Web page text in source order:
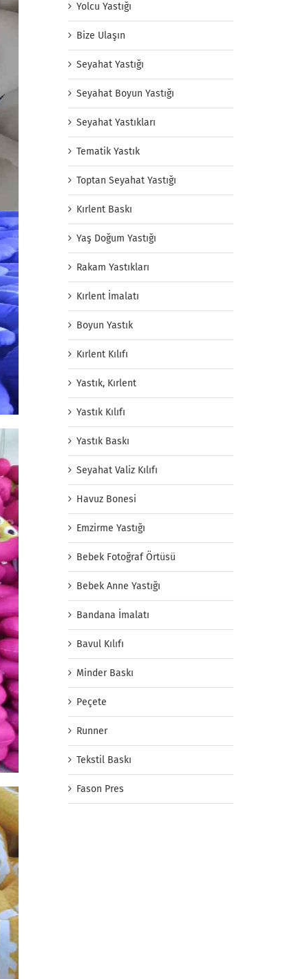
Yolcu Yastığı
Bize Ulaşın
Seyahat Yastığı
Seyahat Boyun Yastığı
Seyahat Yastıkları
Tematik Yastık
Toptan Seyahat Yastığı
Kırlent Baskı
Yaş Doğum Yastığı
Rakam Yastıkları
Kırlent İmalatı
Boyun Yastık
Kırlent Kılıfı
Yastık, Kırlent
Yastık Kılıfı
Yastık Baskı
Seyahat Valiz Kılıfı
Havuz Bonesi
Emzirme Yastığı
Bebek Fotoğraf Örtüsü
Bebek Anne Yastığı
Bandana İmalatı
Bavul Kılıfı
Minder Baskı
Peçete
Runner
Tekstil Baskı
Fason Pres